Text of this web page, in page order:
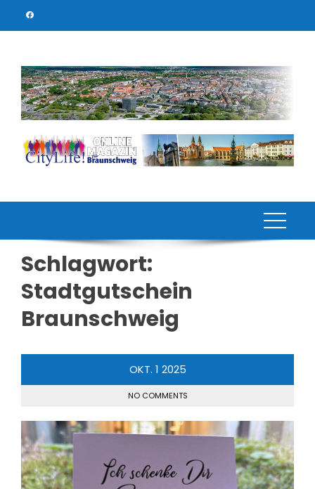
Schlagwort:
Stadtgutschein
Braunschweig
OKT. 1 2025
NO COMMENTS